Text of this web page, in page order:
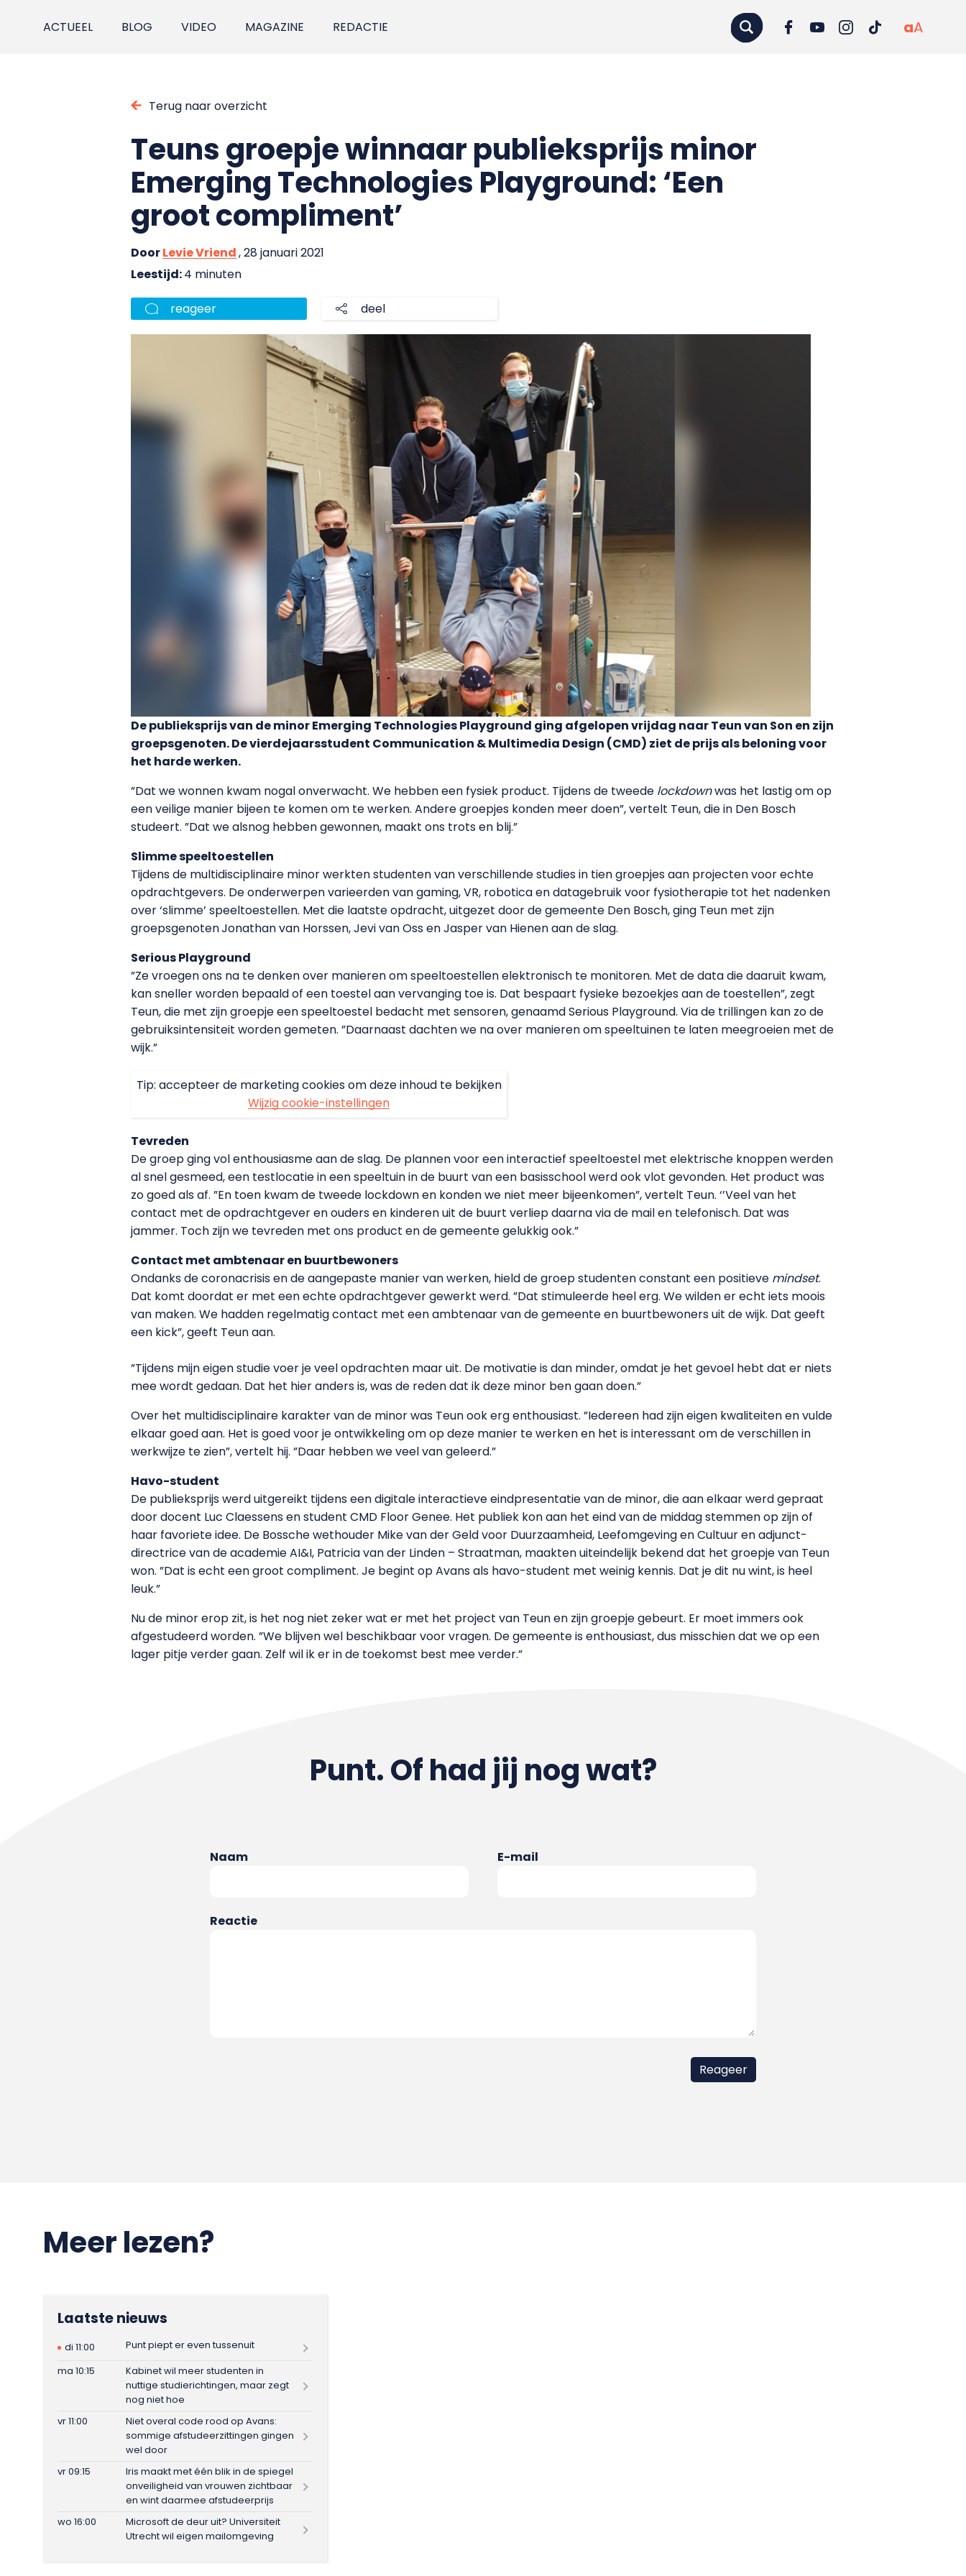
ACTUEEL BLOG VIDEO MAGAZINE REDACTIE aA
Terug naar overzicht
Teuns groepje winnaar publieksprijs minor
Emerging Technologies Playground: ‘Een
groot compliment’
DoorLevie Vriend, 28 januari 2021
Leestijd:4 minuten
reageer deel
De publieksprijs van de minor Emerging Technologies Playground ging afgelopen vrijdag naar Teun van Son en zijn
groepsgenoten. De vierdejaarsstudent Communication & Multimedia Design (CMD) ziet de prijs als beloning voor
het harde werken.
”Dat we wonnen kwam nogal onverwacht. We hebben een fysiek product. Tijdens de tweede lockdownwas het lastig om op
een veilige manier bijeen te komen om te werken. Andere groepjes konden meer doen”, vertelt Teun, die in Den Bosch
studeert. ”Dat we alsnog hebben gewonnen, maakt ons trots en blij.”
Slimme speeltoestellen
Tijdens de multidisciplinaire minor werkten studenten van verschillende studies in tien groepjes aan projecten voor echte
opdrachtgevers. De onderwerpen varieerden van gaming, VR, robotica en datagebruik voor fysiotherapie tot het nadenken
over ‘slimme’ speeltoestellen. Met die laatste opdracht, uitgezet door de gemeente Den Bosch, ging Teun met zijn
groepsgenotenJonathan van Horssen, Jevi van Oss en Jasper van Hienen aan de slag.
Serious Playground
”Ze vroegen ons na te denken over manieren om speeltoestellen elektronisch te monitoren. Met de data die daaruit kwam,
kan sneller worden bepaald of een toestel aan vervanging toe is. Dat bespaart fysieke bezoekjes aan de toestellen”, zegt
Teun, die met zijn groepje een speeltoestel bedacht met sensoren, genaamd Serious Playground. Via de trillingen kan zo de
gebruiksintensiteit worden gemeten. ”Daarnaast dachten we na over manieren om speeltuinen te laten meegroeien met de
wijk.”
Tip: accepteer de marketing cookies om deze inhoud te bekijken
Wijzig cookie-instellingen
Tevreden
De groep ging vol enthousiasme aan de slag. De plannen voor een interactief speeltoestel met elektrische knoppen werden
al snel gesmeed, een testlocatie in een speeltuin in de buurt van een basisschool werd ook vlot gevonden. Het product was
zo goed als af. ”En toen kwam de tweede lockdown en konden we niet meer bijeenkomen”, vertelt Teun. ‘’Veel van het
contact met de opdrachtgever en ouders en kinderen uit de buurt verliep daarna via de mail en telefonisch. Dat was
jammer. Toch zijn we tevreden met ons product en de gemeente gelukkig ook.”
Contact met ambtenaar en buurtbewoners
Ondanks de coronacrisis en de aangepaste manier van werken, hield de groep studenten constant een positieve mindset.
Dat komt doordat er met een echte opdrachtgever gewerkt werd. ”Dat stimuleerde heel erg. We wilden er echt iets moois
van maken. We hadden regelmatig contact met een ambtenaar van de gemeente en buurtbewoners uit de wijk. Dat geeft
een kick”, geeft Teun aan.
”Tijdens mijn eigen studie voer je veel opdrachten maar uit. De motivatie is dan minder, omdat je het gevoel hebt dat er niets
mee wordt gedaan. Dat het hier anders is, was de reden dat ik deze minor ben gaan doen.”
Over het multidisciplinaire karakter van de minor was Teun ook erg enthousiast. ”Iedereen had zijn eigen kwaliteiten en vulde
elkaar goed aan. Het is goed voor je ontwikkeling om op deze manier te werken en het is interessant om de verschillen in
werkwijze te zien”, vertelt hij. ”Daar hebben we veel van geleerd.”
Havo-student
De publieksprijs werd uitgereikt tijdens een digitale interactieve eindpresentatie van de minor, die aan elkaar werd gepraat
door docent Luc Claessens en student CMD Floor Genee. Het publiek kon aan het eind van de middag stemmen op zijn of
haar favoriete idee. De Bossche wethouder Mike van der Geld voor Duurzaamheid, Leefomgeving en Cultuur en adjunct-
directrice van de academie AI&I, Patricia van der Linden – Straatman, maakten uiteindelijk bekend dat het groepje van Teun
won. ”Dat is echt een groot compliment. Je begint op Avans als havo-student met weinig kennis. Dat je dit nu wint, is heel
leuk.”
Nu de minor erop zit, is het nog niet zeker wat er met het project van Teun en zijn groepje gebeurt. Er moet immers ook
afgestudeerd worden. ”We blijven wel beschikbaar voor vragen. De gemeente is enthousiast, dus misschien dat we op een
lager pitje verder gaan. Zelf wil ik er in de toekomst best mee verder.”
Punt. Of had jij nog wat?
Naam E-mail
Reactie
Meer lezen?
Laatste nieuws
di 11:00
Punt piept er even tussenuit
ma 10:15
Kabinet wil meer studenten in
nuttige studierichtingen, maar zegt
nog niet hoe
vr 11:00
Niet overal code rood op Avans:
sommige afstudeerzittingen gingen
wel door
vr 09:15
Iris maakt met één blik in de spiegel
onveiligheid van vrouwen zichtbaar
en wint daarmee afstudeerprijs
wo 16:00
Microsoft de deur uit? Universiteit
Utrecht wil eigen mailomgeving